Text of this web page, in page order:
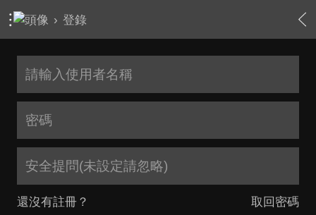
› 登錄
安全提問(未設定請忽略)
還沒有註冊？ 取回密碼